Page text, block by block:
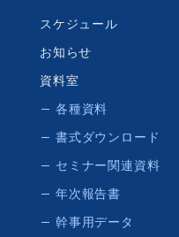
スケジュール
お知らせ
資料室
各種資料
書式ダウンロード
セミナー関連資料
年次報告書
幹事用データ